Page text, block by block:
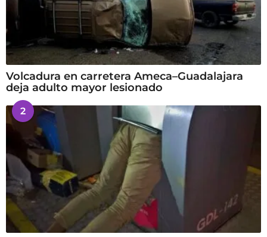
Volcadura en carretera Ameca–Guadalajara
deja adulto mayor lesionado
2